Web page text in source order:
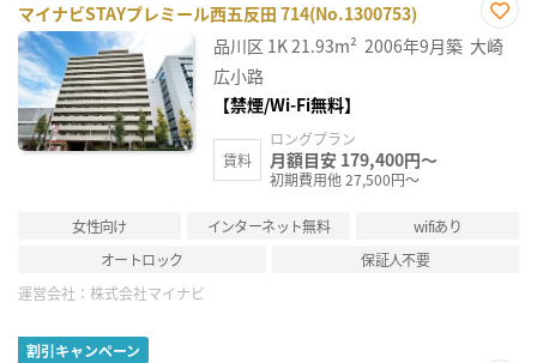
マイナビSTAYプレミール西五反田 714(No.1300753)
お気
に入
品川区 1K21.93m² 2006年9月築 大崎
広小路
【禁煙/Wi-Fi無料】
賃料
ロングプラン
月額目安 179,400円～
初期費用他 27,500円～
女性向け インターネット無料
wifiあり
オートロック
保証人不要
運営会社： 株式会社マイナビ
割引キャンペーン